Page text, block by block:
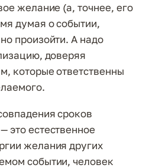
желание (а, точнее, его
думая о событии,
произойти. А надо
доверяя
которые ответственны
сроков
это естественное
желания других
событии, человек